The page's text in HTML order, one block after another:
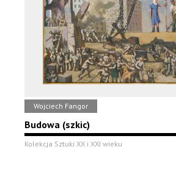
Wojciech Fangor
Budowa (szkic)
Kolekcja Sztuki XX i XXI wieku